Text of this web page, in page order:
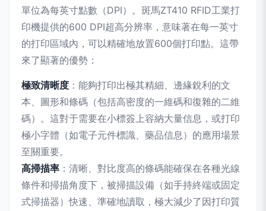
單位為每英寸點數（DPI）。斑馬ZT410 RFID工業打
印機提供的600 DPI超高分辨率，意味著在每一英寸
的打印區域內，可以精確地放置600個打印點。這帶
來了顯著的優勢：
極致清晰度 ：能夠打印出極其精細、邊緣銳利的文
本、圖形和條碼（包括高密度的一維碼和復雜的二維
碼）。這對于需要在小標簽上容納大量信息，或打印
極小字體（如電子元件標識、藥品信息）的應用場景
至關重要。
高掃描率 ：清晰、對比度高的條碼能確保在各種光線
條件和掃描角度下，被掃描設備（如手持終端或固定
式掃描器）快速、準確地讀取，極大減少了因打印質